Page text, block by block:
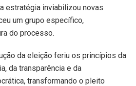
estratégia inviabilizou novas
um grupo específico,
do processo.
da eleição feriu os princípios da
da transparência e da
transformando o pleito